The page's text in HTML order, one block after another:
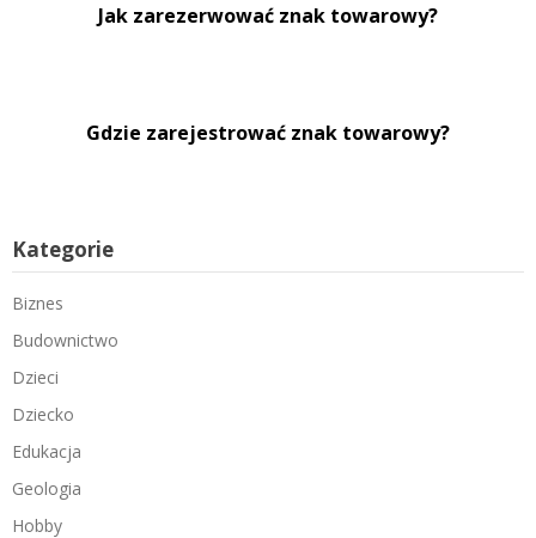
Jak zarezerwować znak towarowy?
Gdzie zarejestrować znak towarowy?
Kategorie
Biznes
Budownictwo
Dzieci
Dziecko
Edukacja
Geologia
Hobby